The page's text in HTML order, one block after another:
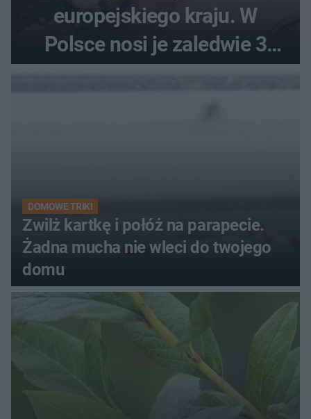
europejskiego kraju. W
Polsce nosi je zaledwie 3
kobiety
DOMOWE TRIKI
Zwilż kartkę i połóż na parapecie.
Żadna mucha nie wleci do twojego
domu